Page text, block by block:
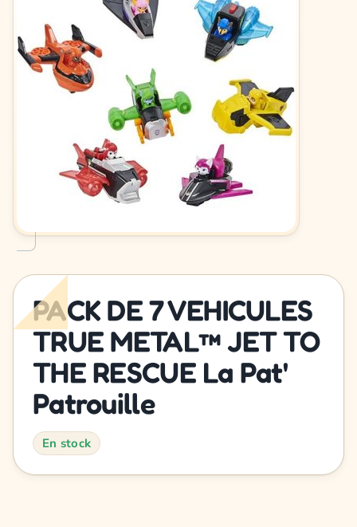
PACK DE 7 VEHICULES
TRUE METAL™ JET TO
THE RESCUE La Pat'
Patrouille
En stock